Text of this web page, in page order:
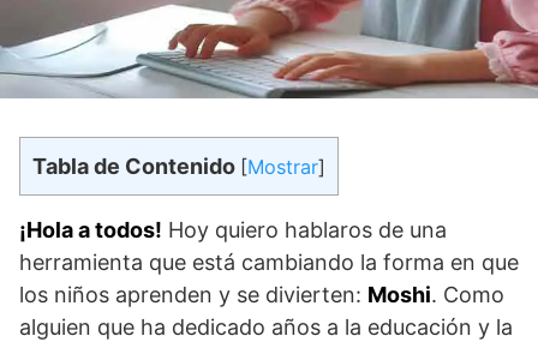
Tabla de Contenido [Mostrar]
¡Hola a todos! Hoy quiero hablaros de una
herramienta que está cambiando la forma en que
los niños aprenden y se divierten: Moshi. Como
alguien que ha dedicado años a la educación y la